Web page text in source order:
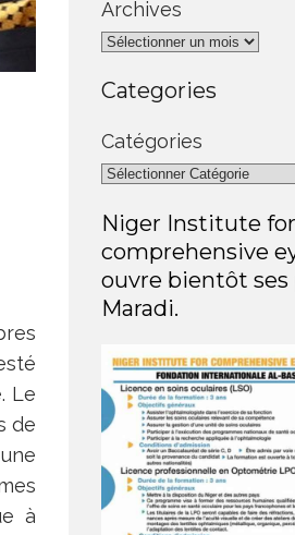
Le
de
à
Archives
Categories
Catégories
Niger Institute for
comprehensive
ouvre bientôt ses
Maradi.